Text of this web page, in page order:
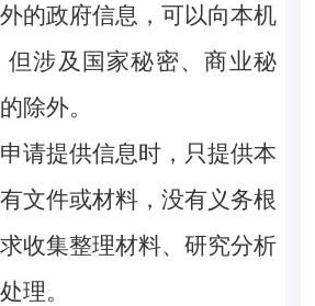
的政府信息，可以向本机
但涉及国家秘密、商业秘
除外。
请提供信息时，只提供本
文件或材料，没有义务根
收集整理材料、研究分析
理。